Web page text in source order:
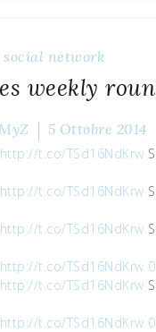
social network
weekly
5 Ottobre 2014
http://t.co/TSd16NdKrw
http://t.co/TSd16NdKrw
http://t.co/TSd16NdKrw
http://t.co/TSd16NdKrw
http://t.co/TSd16NdKrw
http://t.co/TSd16NdKrw